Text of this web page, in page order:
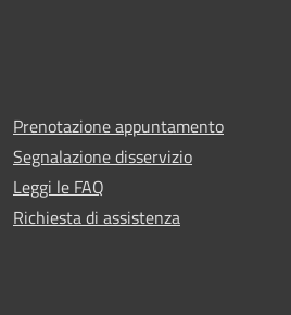
Prenotazione appuntamento
Segnalazione disservizio
Leggi le FAQ
Richiesta di assistenza